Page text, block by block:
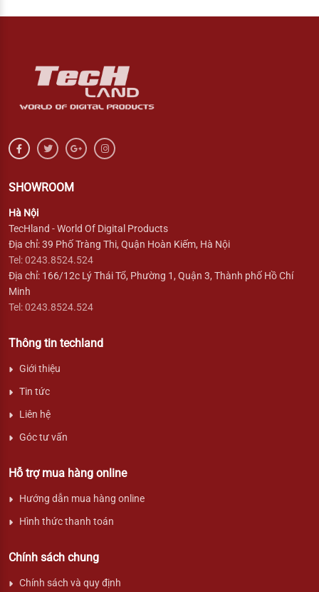
SHOWROOM
Hà Nội
TecHland - World Of Digital Products
Địa chỉ: 39 Phố Tràng Thi, Quận Hoàn Kiếm, Hà Nội
Tel: 0243.8524.524
Địa chỉ: 166/12c Lý Thái Tổ, Phường 1, Quận 3, Thành phố Hồ Chí
Minh
Tel: 0243.8524.524
Thông tin techland
Giới thiệu
Tin tức
Liên hệ
Góc tư vấn
Hỗ trợ mua hàng online
Hướng dẫn mua hàng online
Hình thức thanh toán
Chính sách chung
Chính sách và quy định